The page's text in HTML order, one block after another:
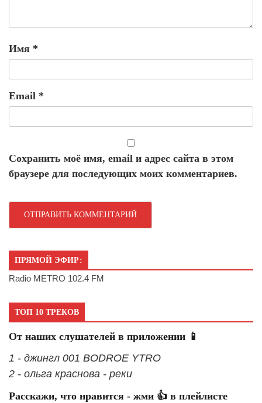
Имя *
Email *
Сохранить моё имя, email и адрес сайта в этом
браузере для последующих моих комментариев.
ПРЯМОЙ ЭФИР:
Radio METRO 102.4 FM
ТОП 10 ТРЕКОВ
От наших слушателей в приложении 📱
1 - джингл 001 BODROE YTRO
2 - ольга краснова - реки
Расскажи, что нравится - жми 👍 в плейлисте